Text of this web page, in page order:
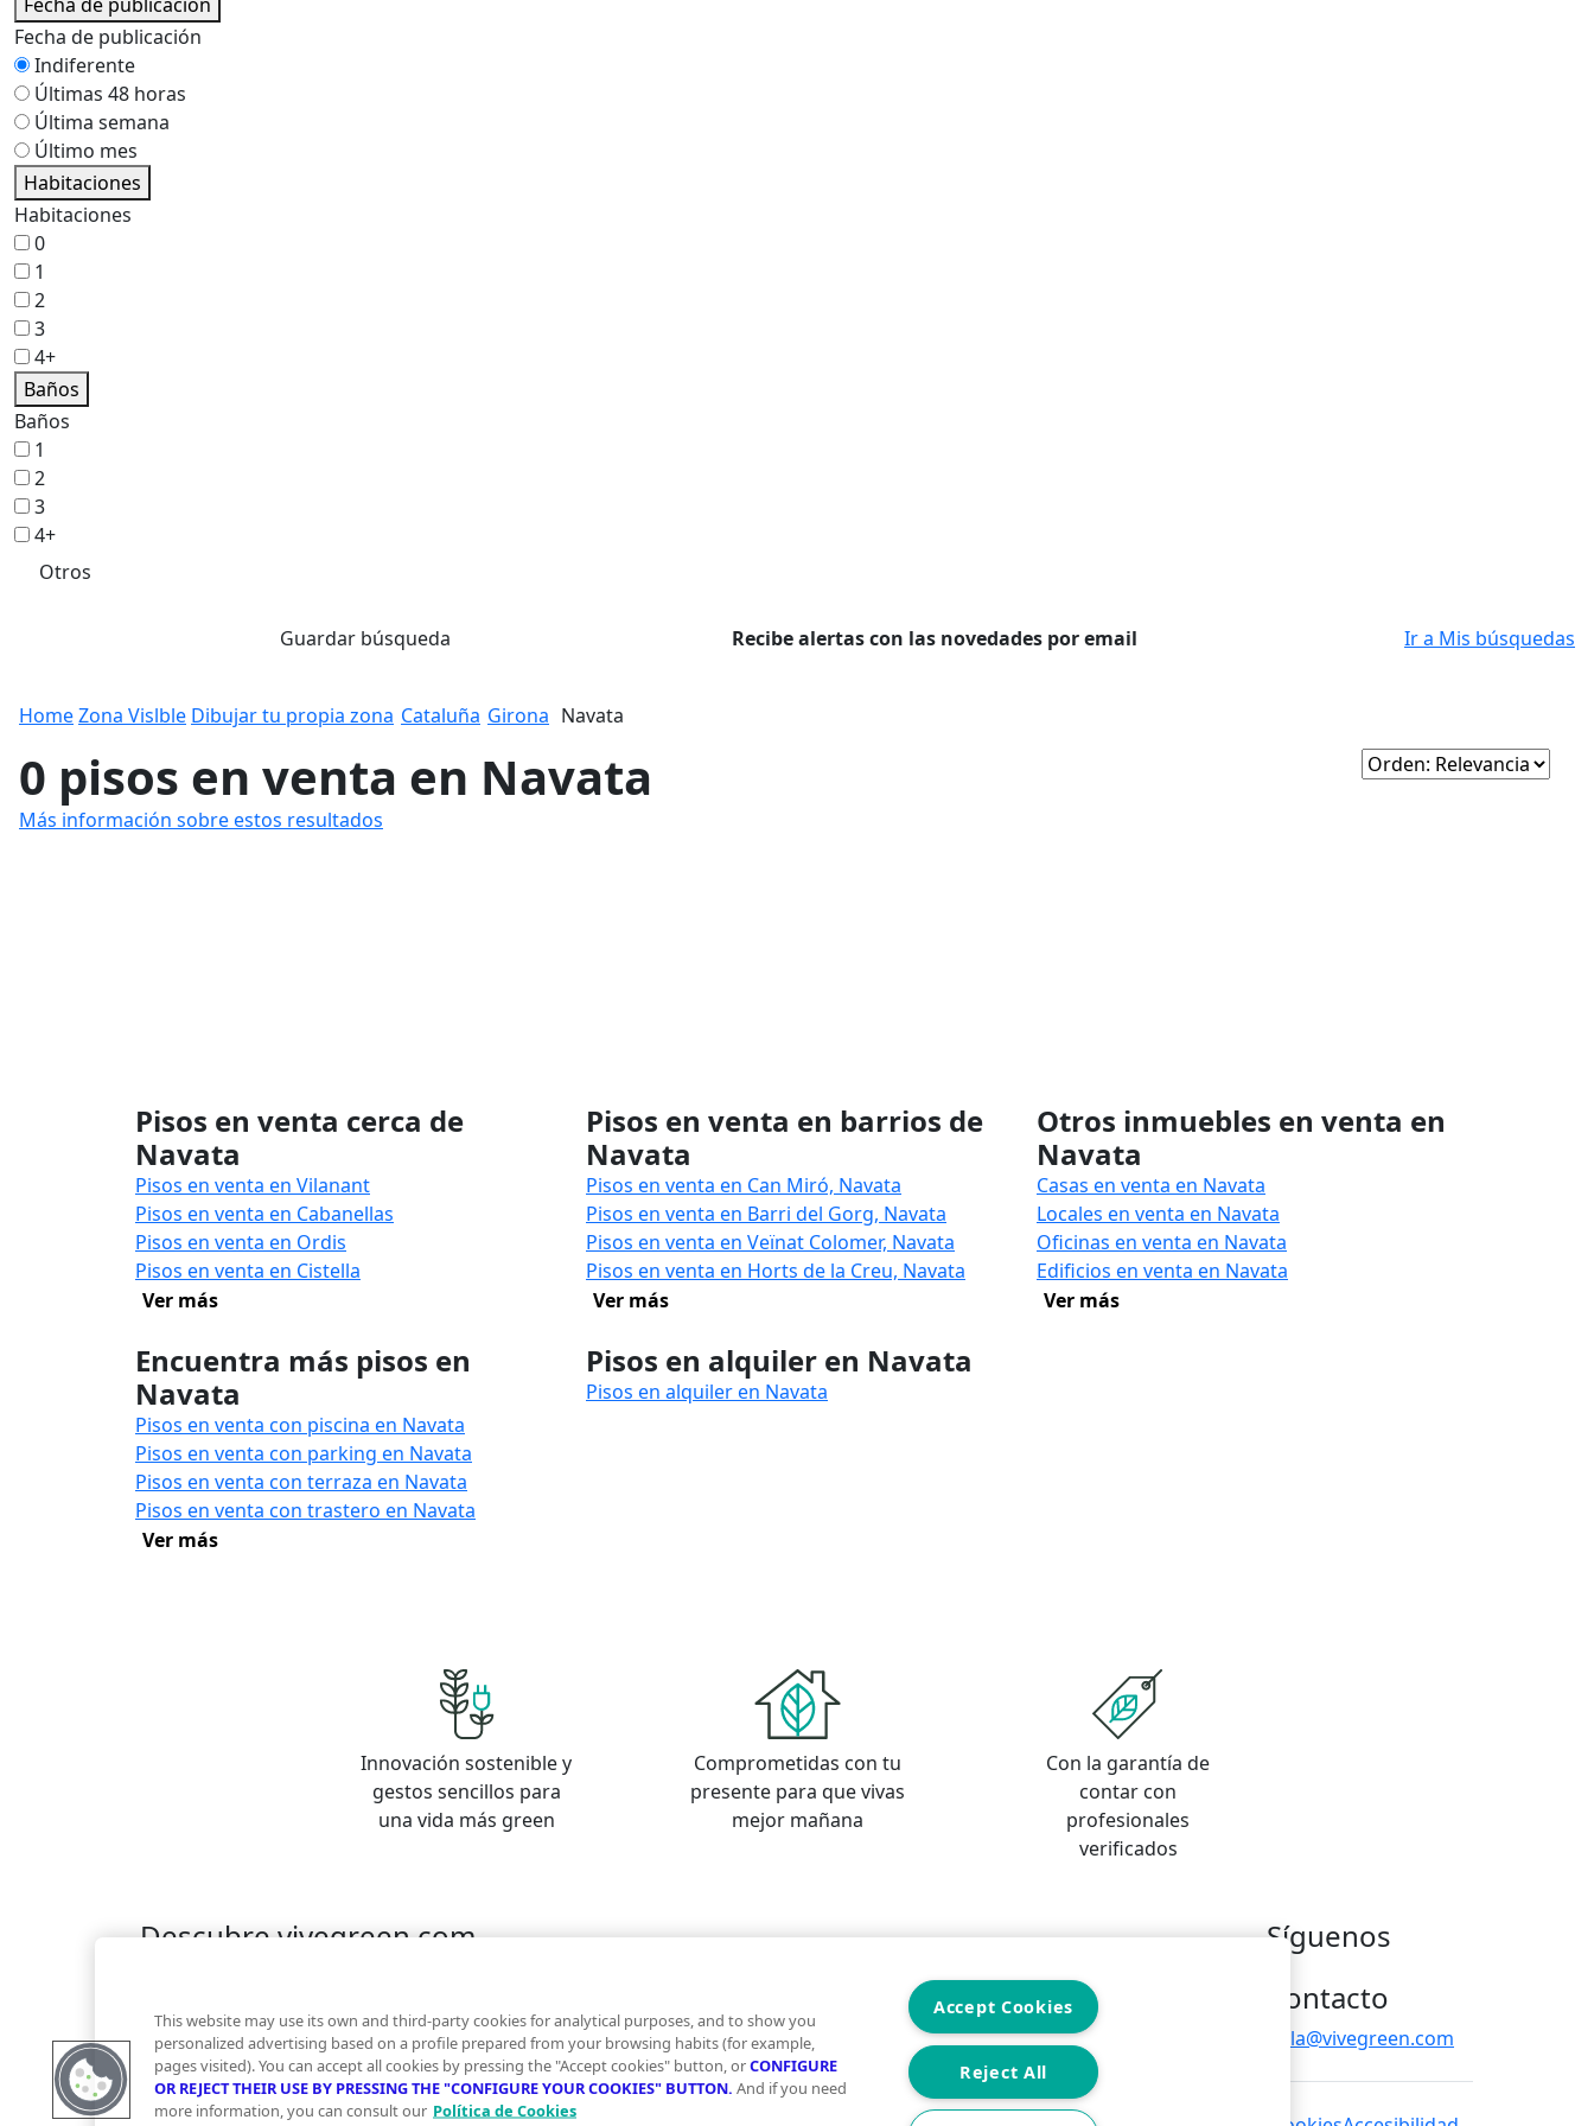
Fecha de publicación
Indiferente
Últimas 48 horas
Última semana
Último mes
Habitaciones
Habitaciones
0
1
2
3
4+
Baños
Baños
1
2
3
4+
Otros
Guardar búsqueda Recibe alertas con las novedades por email Ir a Mis búsquedas
HomeZona Vislble Dibujar tu propia zona Cataluña Girona Navata
0 pisos en venta en Navata
Más información sobre estos resultados
Pisos en venta cerca de
Navata
Pisos en venta en Vilanant
Pisos en venta en Cabanellas
Pisos en venta en Ordis
Pisos en venta en Cistella
Ver más
Pisos en venta en barrios de
Navata
Pisos en venta en Can Miró, Navata
Pisos en venta en Barri del Gorg, Navata
Pisos en venta en Veïnat Colomer, Navata
Pisos en venta en Horts de la Creu, Navata
Ver más
Otros inmuebles en venta en
Navata
Casas en venta en Navata
Locales en venta en Navata
Oficinas en venta en Navata
Edificios en venta en Navata
Ver más
Encuentra más pisos en
Navata
Pisos en venta con piscina en Navata
Pisos en venta con parking en Navata
Pisos en venta con terraza en Navata
Pisos en venta con trastero en Navata
Ver más
Pisos en alquiler en Navata
Pisos en alquiler en Navata
Innovación sostenible y
gestos sencillos para
una vida más green
Comprometidas con tu
presente para que vivas
mejor mañana
Con la garantía de
contar con
profesionales
verificados
Descubre vivegreen.com
Financiación
Síguenos
Contacto
hola@vivegreen.com
This website may use its own and third-party cookies for analytical purposes, and to show you
personalized advertising based on a profile prepared from your browsing habits (for example,
pages visited). You can accept all cookies by pressing the "Accept cookies" button, orCONFIGURE
OR REJECT THEIR USE BY PRESSING THE "CONFIGURE YOUR COOKIES" BUTTON. And if you need
more information, you can consult our Política de Cookies
Accept Cookies
Reject All